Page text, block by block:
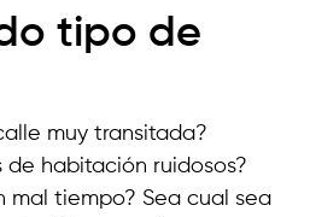
tipo de
muy transitada?
de habitación ruidosos?
mal tiempo? Sea cual sea